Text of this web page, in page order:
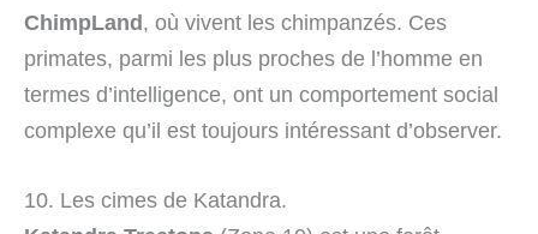
ChimpLand, où vivent les chimpanzés. Ces
primates, parmi les plus proches de l’homme en
termes d’intelligence, ont un comportement social
complexe qu’il est toujours intéressant d’observer.
10. Les cimes de Katandra.